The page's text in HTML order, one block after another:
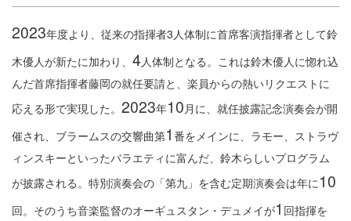
2023年度より、従来の指揮者3人体制に首席客演指揮者として鈴
木優人が新たに加わり、 4人体制となる。これは鈴木優人に惚れ込
んだ首席指揮者藤岡の就任要請と、楽員からの熱いリクエストに
応える形で実現した。 2023年10月に、就任披露記念演奏会が開
催され、ブラームスの交響曲第1 番をメインに、ラモー、ストラヴ
ィンスキーといったバラエティに富んだ、鈴木らしいプログラム
が披露される。特別演奏会の「第九」を含む定期演奏会は年に10
回。そのうち音楽監督のオーギュスタン・デュメイが1 回指揮を